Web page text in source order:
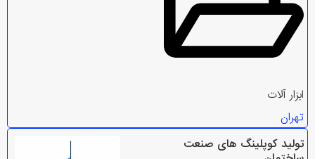
ابزار آلات
تهران
تولید کوپلینگ های صنعت